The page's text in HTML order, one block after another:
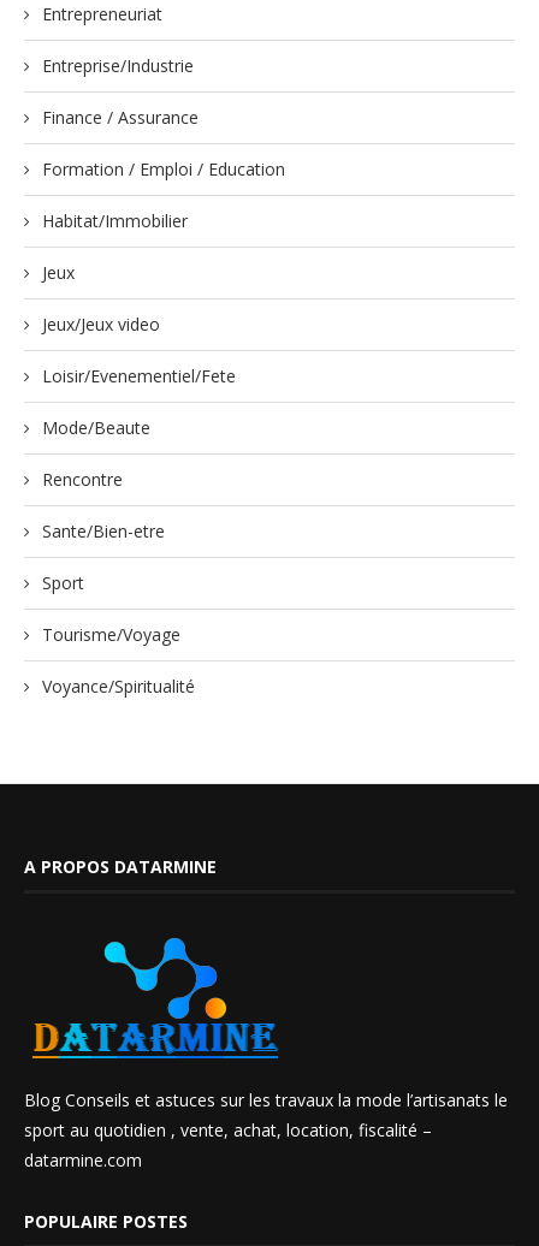
Entrepreneuriat
Entreprise/Industrie
Finance / Assurance
Formation / Emploi / Education
Habitat/Immobilier
Jeux
Jeux/Jeux video
Loisir/Evenementiel/Fete
Mode/Beaute
Rencontre
Sante/Bien-etre
Sport
Tourisme/Voyage
Voyance/Spiritualité
A PROPOS DATARMINE
Blog Conseils et astuces sur les travaux la mode l’artisanats le
sport au quotidien , vente, achat, location, fiscalité –
datarmine.com
POPULAIRE POSTES